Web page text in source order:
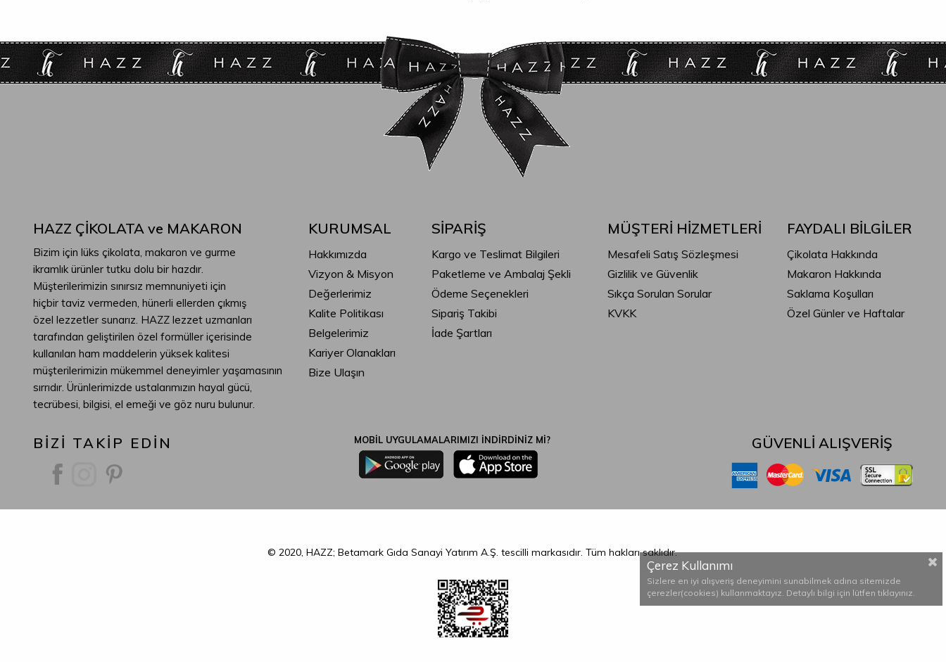
HAZZ ÇİKOLATA ve MAKARON
Bizim için lüks çikolata, makaron ve gurme
ikramlık ürünler tutku dolu bir hazdır.
Müşterilerimizin sınırsız memnuniyeti için
hiçbir taviz vermeden, hünerli ellerden çıkmış
özel lezzetler sunarız. HAZZ lezzet uzmanları
tarafından geliştirilen özel formüller içerisinde
kullanılan ham maddelerin yüksek kalitesi
müşterilerimizin mükemmel deneyimler yaşamasının
sırrıdır. Ürünlerimizde ustalarımızın hayal gücü,
tecrübesi, bilgisi, el emeği ve göz nuru bulunur.
KURUMSAL
Hakkımızda
Vizyon & Misyon
Değerlerimiz
Kalite Politikası
Belgelerimiz
Kariyer Olanakları
Bize Ulaşın
SİPARİŞ
Kargo ve Teslimat Bilgileri
Paketleme ve Ambalaj Şekli
Ödeme Seçenekleri
Sipariş Takibi
İade Şartları
MÜŞTERİ HİZMETLERİ
Mesafeli Satış Sözleşmesi
Gizlilik ve Güvenlik
Sıkça Sorulan Sorular
KVKK
FAYDALI BİLGİLER
Çikolata Hakkında
Makaron Hakkında
Saklama Koşulları
Özel Günler ve Haftalar
BİZİ TAKİP EDİN MOBİL UYGULAMALARIMIZI İNDİRDİNİZ Mİ? GÜVENLİ ALIŞVERİŞ
© 2020, HAZZ; Betamark Gıda Sanayi Yatırım A.Ş. tescilli markasıdır. Tüm hakları saklıdır.
Çerez Kullanımı
Sizlere en iyi alışveriş deneyimini sunabilmek adına sitemizde
çerezler(cookies) kullanmaktayız. Detaylı bilgi için lütfen tıklayınız.